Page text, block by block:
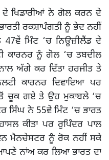
ਦੇ ਖਿਡਾਰੀਆਂ ਨੇ ਗੋਲ ਕਰਨ ਦੇ
ਰਕਸ਼ਾਪੰਗਤੀ ਨੂੰ ਭੇਦ ਨਹੀਂ
ਮਿੰਟ ‘ਚ ਨਿਊਜ਼ੀਲੈਂਡ ਦੇ
ਕਾਰਨਰ ਨੂੰ ਗੋਲ ‘ਚ ਤਬਦੀਲ
ਅੱਗੇ ਕਰ ਦਿੱਤਾ ਹਰਜੀਤ ਤੇ
ਕਾਰਨਰ ਦਿਵਾਇਆ ਪਰ
ਚੂਕ ਗਏ ਤੇ ਉਹ ਮੁਕਾਬਲੇ ‘ਚ
ਸਿੰਘ ਨੇ 55ਵੇਂ ਮਿੰਟ ‘ਚ ਭਾਰਤ
ਕੀਤਾ ਪਰ ਰੁਪਿੰਦਰ ਪਾਲ
ਮੈਨਚੇਸਟਰ ਨੂੰ ਰੋਕ ਨਹੀਂ ਸਕੇ
ਨਾਂਅ ਕਰ ਲਿਆ ਭਾਰਤ ਦਾ